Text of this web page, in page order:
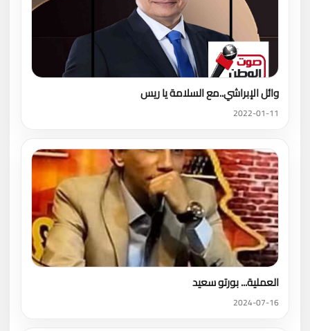
وائل الإبراشي..مع السلامة يا ريس
2022-01-11
العملية... بورتو سعيد
2024-07-16